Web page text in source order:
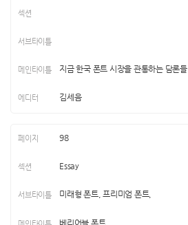
지금 한국 폰트 시장을 관통하는 담론들
김세음
98
Essay
미래형 폰트, 프리미엄 폰트,
베리어블 폰트